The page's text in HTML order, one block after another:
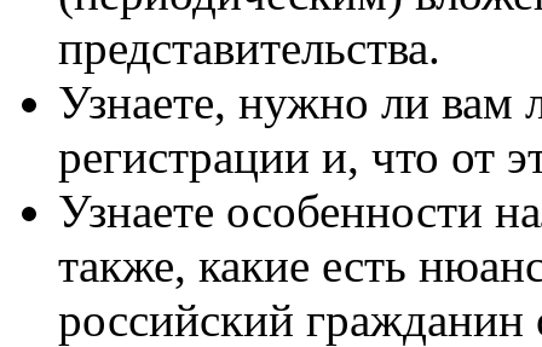
представительства.
Узнаете, нужно ли вам
регистрации и, что от
Узнаете особенности
также, какие есть
российский